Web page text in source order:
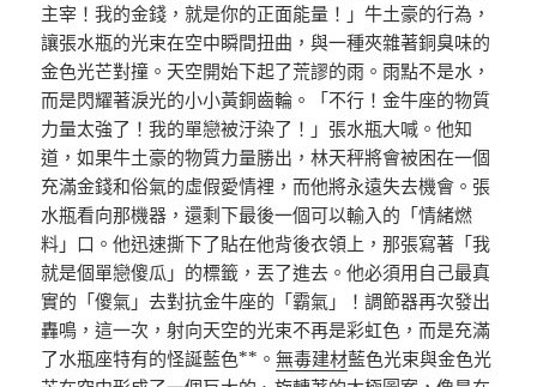
主宰！我的金錢，就是你的正面能量！」牛土豪的行為，
讓張水瓶的光束在空中瞬間扭曲，與一種夾雜著銅臭味的
金色光芒對撞。天空開始下起了荒謬的雨。雨點不是水，
而是閃耀著淚光的小小黃銅齒輪。「不行！金牛座的物質
力量太強了！我的單戀被汙染了！」張水瓶大喊。他知
道，如果牛土豪的物質力量勝出，林天秤將會被困在一個
充滿金錢和俗氣的虛假愛情裡，而他將永遠失去機會。張
水瓶看向那機器，還剩下最後一個可以輸入的「情緒燃
料」口。他迅速撕下了貼在他背後衣領上，那張寫著「我
就是個單戀傻瓜」的標籤，丟了進去。他必須用自己最真
實的「傻氣」去對抗金牛座的「霸氣」！調節器再次發出
轟鳴，這一次，射向天空的光束不再是彩虹色，而是充滿
了水瓶座特有的怪誕藍色**。無毒建材藍色光束與金色光